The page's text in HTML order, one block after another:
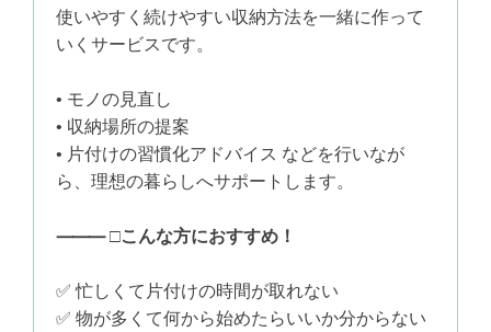
使いやすく続けやすい収納方法を一緒に作って
いくサービスです。
• モノの見直し
• 収納場所の提案
• 片付けの習慣化アドバイス などを行いなが
ら、理想の暮らしへサポートします。
⸻ □こんな方におすすめ！
✅ 忙しくて片付けの時間が取れない
✅ 物が多くて何から始めたらいいか分からない